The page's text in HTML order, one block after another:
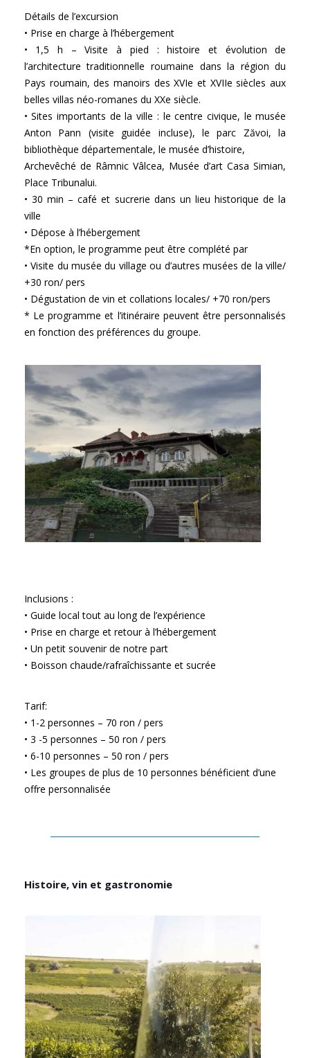
Détails de l’excursion
• Prise en charge à l’hébergement
• 1,5 h – Visite à pied : histoire et évolution de
l’architecture traditionnelle roumaine dans la région du
Pays roumain, des manoirs des XVIe et XVIIe siècles aux
belles villas néo-romanes du XXe siècle.
• Sites importants de la ville : le centre civique, le musée
Anton Pann (visite guidée incluse), le parc Zăvoi, la
bibliothèque départementale, le musée d’histoire,
Archevêché de Râmnic Vâlcea, Musée d’art Casa Simian,
Place Tribunalui.
• 30 min – café et sucrerie dans un lieu historique de la
ville
• Dépose à l’hébergement
*En option, le programme peut être complété par
• Visite du musée du village ou d’autres musées de la ville/
+30 ron/ pers
• Dégustation de vin et collations locales/ +70 ron/pers
* Le programme et l’itinéraire peuvent être personnalisés
en fonction des préférences du groupe.
Inclusions :
• Guide local tout au long de l’expérience
• Prise en charge et retour à l’hébergement
• Un petit souvenir de notre part
• Boisson chaude/rafraîchissante et sucrée
Tarif:
• 1-2 personnes – 70 ron / pers
• 3 -5 personnes – 50 ron / pers
• 6-10 personnes – 50 ron / pers
• Les groupes de plus de 10 personnes bénéficient d’une
offre personnalisée
Histoire, vin et gastronomie